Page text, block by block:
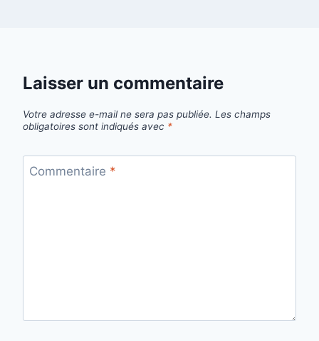
Laisser un commentaire
Votre adresse e-mail ne sera pas publiée. Les champs
obligatoires sont indiqués avec *
Commentaire *